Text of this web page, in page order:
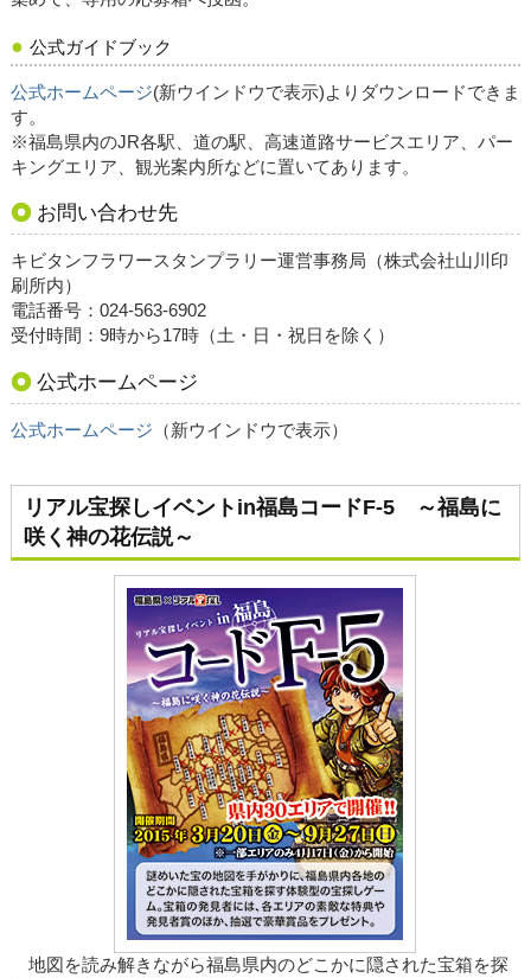
公式ガイドブック
公式ホームページ(新ウインドウで表示)よりダウンロードできま
す。
※福島県内のJR各駅、道の駅、高速道路サービスエリア、パー
キングエリア、観光案内所などに置いてあります。
お問い合わせ先
キビタンフラワースタンプラリー運営事務局（株式会社山川印
刷所内）
電話番号：024-563-6902
受付時間：9時から17時（土・日・祝日を除く）
公式ホームページ
公式ホームページ （新ウインドウで表示）
リアル宝探しイベントin福島コードF-5 ～福島に
咲く神の花伝説～
地図を読み解きながら福島県内のどこかに隠された宝箱を探